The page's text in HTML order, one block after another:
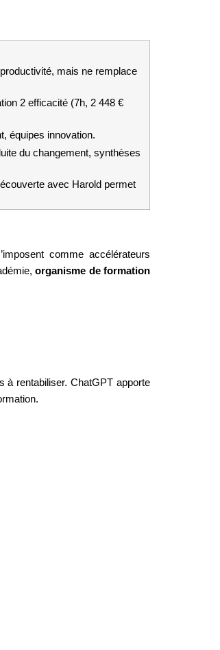
mais ne remplace
2 efficacité (7h, 2 448 €
équipes innovation.
du changement, synthèses
avec Harold permet
comme accélérateurs
organisme de formation
à rentabiliser. ChatGPT apporte